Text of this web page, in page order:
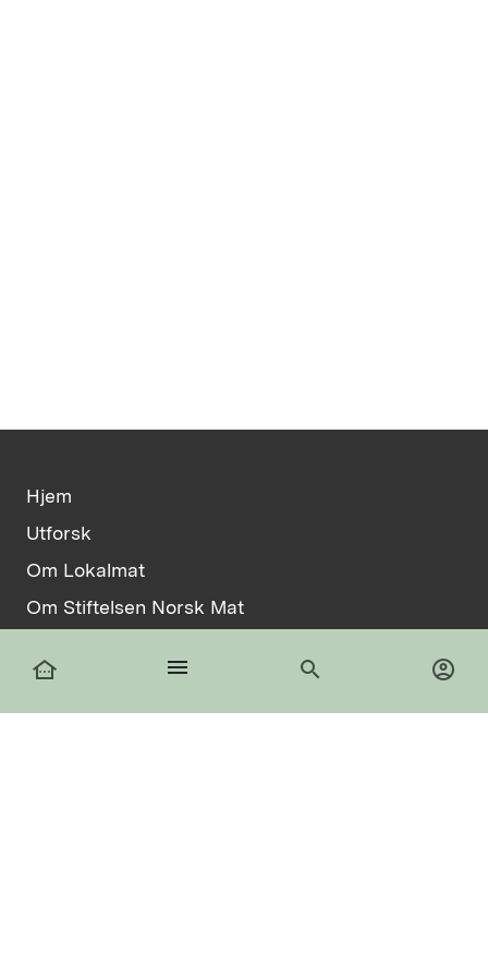
other_houses menu search account_circle
Hjem
Utforsk
Om Lokalmat
Om Stiftelsen Norsk Mat
Informasjonskapsler
facebook